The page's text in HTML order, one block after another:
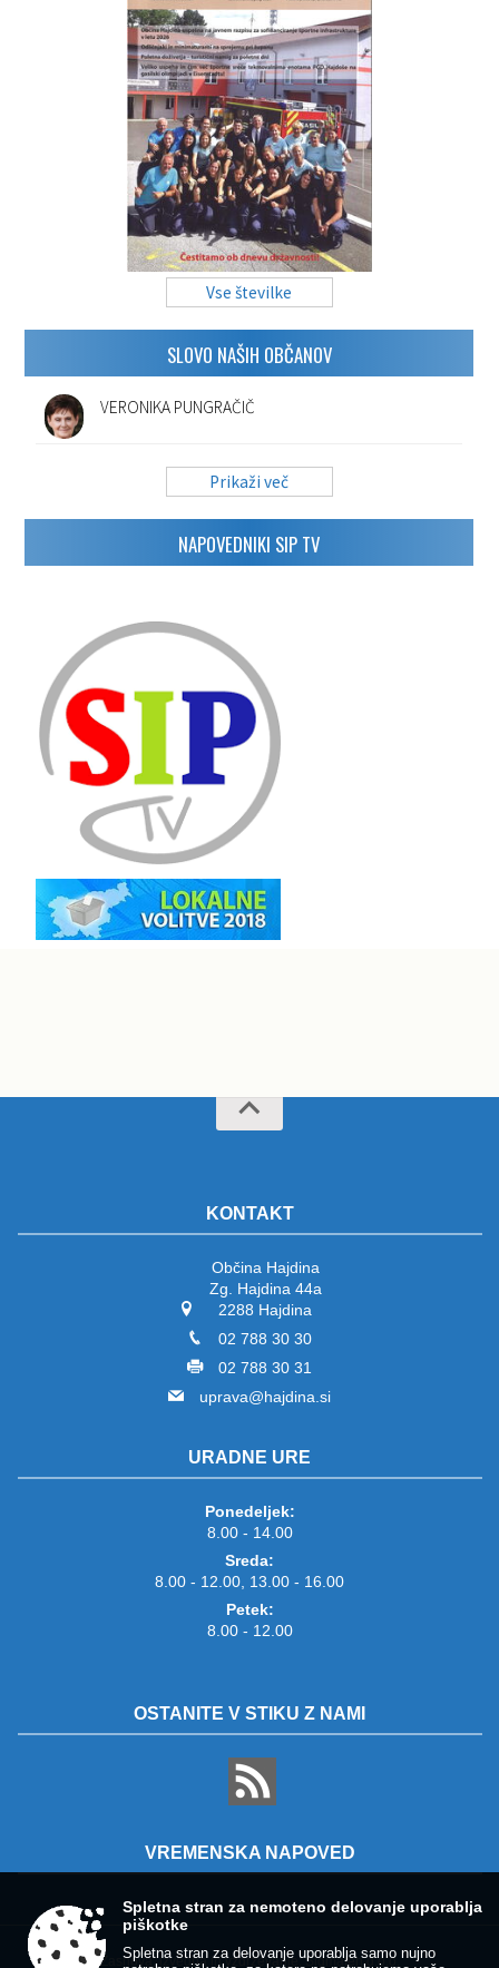
Vse številke
SLOVO NAŠIH OBČANOV
VERONIKA PUNGRAČIČ
Prikaži več
NAPOVEDNIKI SIP TV
KONTAKT
Občina Hajdina
Zg. Hajdina 44a
2288 Hajdina
02 788 30 30
02 788 30 31
uprava@hajdina.si
URADNE URE
Ponedeljek:
8.00 - 14.00
Sreda:
8.00 - 12.00, 13.00 - 16.00
Petek:
8.00 - 12.00
OSTANITE V STIKU Z NAMI
VREMENSKA NAPOVED
Zasnova, izvedba in vzdrževanje: Sigmateh d.o.o.
Spletna stran za nemoteno delovanje uporablja
piškotke
Spletna stran za delovanje uporablja samo nujno